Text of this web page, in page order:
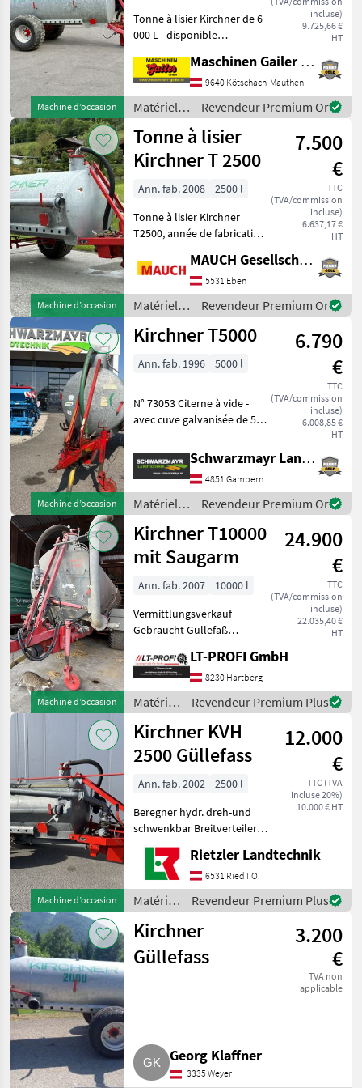
Machine d’occasion
incluse)
9.725,66 €
HT
Tonne à lisier Kirchner de 6
000 L - disponible
fabrication : 2004 - 6 000
litres - cuve galvanisée -
Équipée de pneus 550/60-
22, 5 Trellebo
Maschinen Gailer GmbH
9640 Kötschach-Mauthen
Matériels
de
fertilisation
et
irrigation
/ Kirchner
Revendeur Premium Or
Machine d’occasion
Tonne à lisier
Kirchner T 2500
7.500
€
TTC
(TVA/commission
incluse)
6.637,17 €
HT
Ann. fab. 2008
2500 l
Tonne à lisier Kirchner
T2500, année de fabrication
lisier est en stock à Eben im
plaisir de vous présenter
cett
MAUCH Gesellschaft m.b.H. & Co.KG, Eben
5531 Eben
Matériels
de
fertilisation
irrigation
Revendeur Premium Or
Machine d’occasion
Kirchner T5000
6.790
€
TTC
(TVA/commission
incluse)
6.008,85 €
HT
Ann. fab. 1996 5000 l
N° 73053 Citerne à vide -
avec cuve galvanisée de 5
compresseur Hertell 6500 -
avec raccord d'aspiration
de 6" à l'arrière gauche -
avec racc
Schwarzmayr Landtechnik GmbH - Gampern
4851 Gampern
Matériels
de
fertilisation
et
irrigation
/ Kirchner
Revendeur Premium Or
Machine d’occasion
Kirchner T10000
mit Saugarm
24.900
€
TTC
(TVA/commission
incluse)
22.035,40 €
HT
Ann. fab. 2007
10000 l
Vermittlungsverkauf
Gebraucht Güllefaß
Saugarm Tandembereifung
560/60R22, 5" Breitverteiler
Druckluftbremsanlage und
vieles mehr....
LT-PROFI GmbH
8230 Hartberg
Matériels
de
fertilisation
et
irrigation
/
Revendeur Premium Plus
Machine d’occasion
Kirchner KVH
2500 Güllefass
12.000
€
TTC (TVA
incluse 20%)
10.000 € HT
Ann. fab. 2002
2500 l
Beregner hydr. dreh-und
schwenkbar Breitverteiler
Saugschlauch und
Saugrohr
Weitwinkelgelenkwelle
Ligne d’aspiration,
Distributeur de largeur
Matériels de fertili
Rietzler Landtechnik
6531 Ried I.O.
Matériels
de
fertilisation
et
irrigation
Revendeur Premium Plus
Kirchner
Güllefass
3.200
€
TVA non
applicable
Georg Klaffner
3335 Weyer